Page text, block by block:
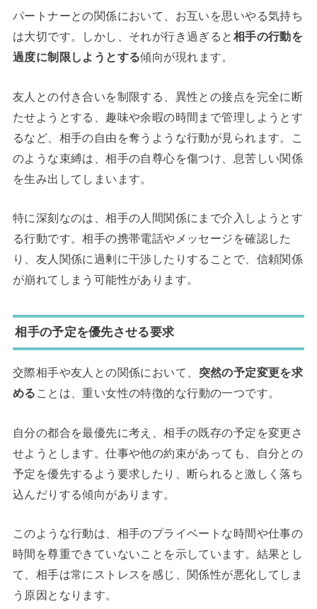
パートナーとの関係において、お互いを思いやる気持ち
は大切です。しかし、それが行き過ぎると 相手の行動を
過度に制限しようとする傾向が現れます。
友人との付き合いを制限する、異性との接点を完全に断
たせようとする、趣味や余暇の時間まで管理しようとす
るなど、相手の自由を奪うような行動が見られます。こ
のような束縛は、相手の自尊心を傷つけ、息苦しい関係
を生み出してしまいます。
特に深刻なのは、相手の人間関係にまで介入しようとす
る行動です。相手の携帯電話やメッセージを確認した
り、友人関係に過剰に干渉したりすることで、信頼関係
が崩れてしまう可能性があります。
相手の予定を優先させる要求
交際相手や友人との関係において、 突然の予定変更を求
める ことは、重い女性の特徴的な行動の一つです。
自分の都合を最優先に考え、相手の既存の予定を変更さ
せようとします。仕事や他の約束があっても、自分との
予定を優先するよう要求したり、断られると激しく落ち
込んだりする傾向があります。
このような行動は、相手のプライベートな時間や仕事の
時間を尊重できていないことを示しています。結果とし
て、相手は常にストレスを感じ、関係性が悪化してしま
う原因となります。